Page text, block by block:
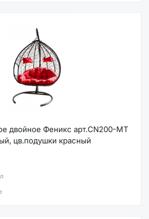
двойное Феникс арт.CN200-МТ
цв.подушки красный